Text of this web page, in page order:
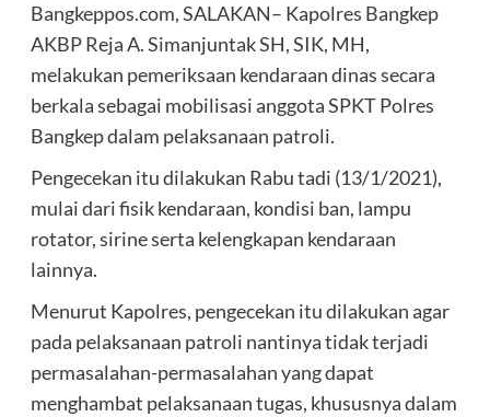
Bangkeppos.com, SALAKAN– Kapolres Bangkep
AKBP Reja A. Simanjuntak SH, SIK, MH,
melakukan pemeriksaan kendaraan dinas secara
berkala sebagai mobilisasi anggota SPKT Polres
Bangkep dalam pelaksanaan patroli.
Pengecekan itu dilakukan Rabu tadi (13/1/2021),
mulai dari fisik kendaraan, kondisi ban, lampu
rotator, sirine serta kelengkapan kendaraan
lainnya.
Menurut Kapolres, pengecekan itu dilakukan agar
pada pelaksanaan patroli nantinya tidak terjadi
permasalahan-permasalahan yang dapat
menghambat pelaksanaan tugas, khususnya dalam